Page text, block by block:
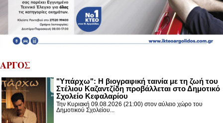
ΑΡΓΟΣ
"Υπάρχω": Η βιογραφική ταινία με τη ζωή του
Στέλιου Καζαντζίδη προβάλλεται στο Δημοτικό
Σχολείο Κεφαλαρίου
Την Κυριακή 09.08.2026 (21:00) στον αύλειο χώρο του
Δημοτικού Σχολείου...